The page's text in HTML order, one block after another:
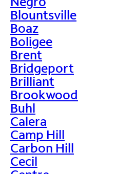
Blountsville
Boaz
Boligee
Brent
Bridgeport
Brilliant
Brookwood
Buhl
Calera
Camp Hill
Carbon Hill
Cecil